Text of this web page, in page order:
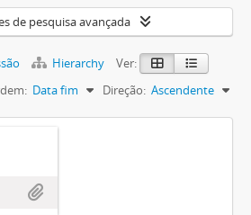
de pesquisa avançada
Hierarchy
Ver:
Data fim Direção: Ascendente